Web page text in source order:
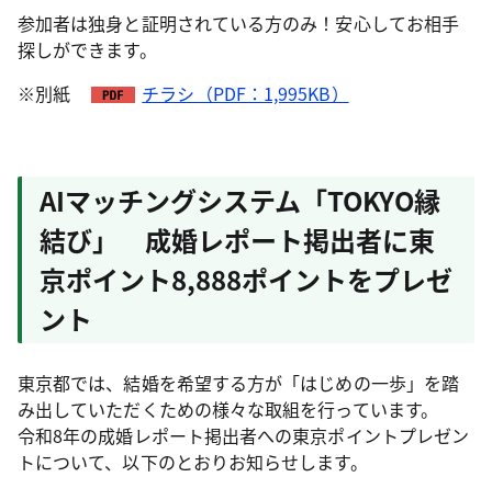
参加者は独身と証明されている方のみ！安心してお相手
探しができます。
※別紙
チラシ（PDF：1,995KB）
AIマッチングシステム「TOKYO縁
結び」 成婚レポート掲出者に東
京ポイント8,888ポイントをプレゼ
ント
東京都では、結婚を希望する方が「はじめの一歩」を踏
み出していただくための様々な取組を行っています。
令和8年の成婚レポート掲出者への東京ポイントプレゼン
トについて、以下のとおりお知らせします。